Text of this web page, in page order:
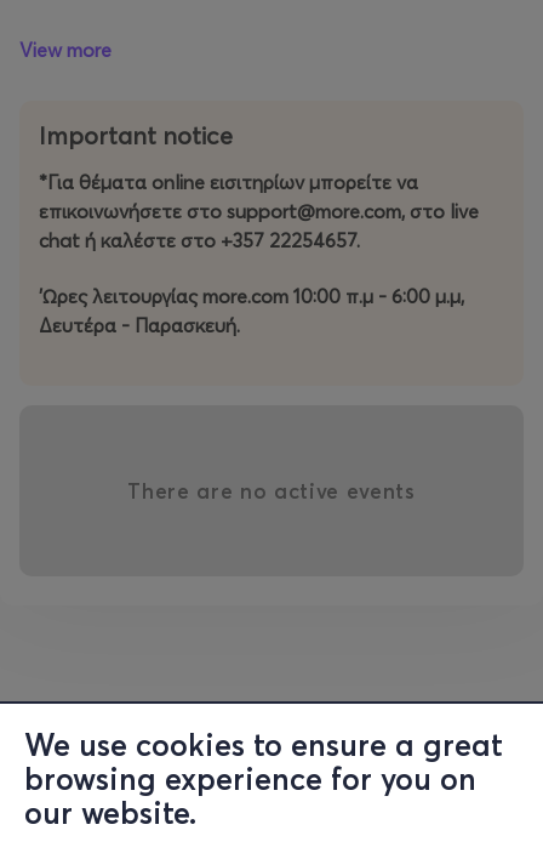
We use cookies to ensure a great
browsing experience for you on
our website.
4-6 εισιτήρια/τραπέζι.
View more
Important notice
*Για θέματα online εισιτηρίων μπορείτε να
επικοινωνήσετε στο support@more.com, στο live
chat ή καλέστε στο +357 22254657.
'Ωρες λειτουργίας more.com 10:00 π.μ - 6:00 μ.μ,
Δευτέρα - Παρασκευή.
There are no active events